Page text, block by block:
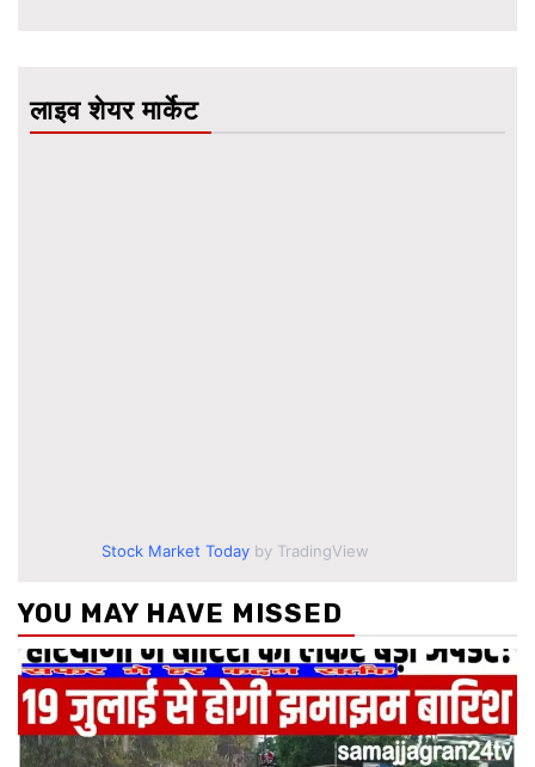
लाइव शेयर मार्केट
Stock Market Today by TradingView
YOU MAY HAVE MISSED